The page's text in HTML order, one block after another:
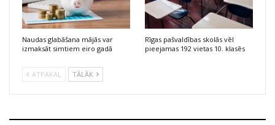
Naudas glabāšana mājās var
izmaksāt simtiem eiro gadā
Rīgas pašvaldības skolās vēl
pieejamas 192 vietas 10. klasēs
ATPAKAĻ TĀLĀK